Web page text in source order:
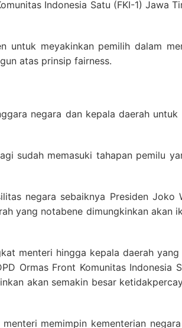
Indonesia Satu (FKI-1) Jawa
meyakinkan pemilih dalam
atas prinsip fairness.
negara dan kepala daerah
sudah memasuki tahapan pemilu
negara sebaiknya Presiden Joko
yang notabene dimungkinkan akan
menteri hingga kepala daerah
Ormas Front Komunitas Indonesia
akan semakin besar
memimpin kementerian